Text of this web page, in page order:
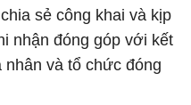
sẻ công khai và kịp
nhận đóng góp với kết
và tổ chức đóng